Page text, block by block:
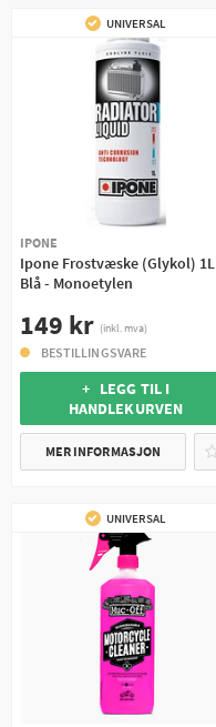
UNIVERSAL
IPONE
Ipone Frostvæske (Glykol) 1L
Blå - Monoetylen
149 kr (inkl. mva)
BESTILLINGSVARE
+ LEGG TIL I
HANDLEKURVEN
MER INFORMASJON
UNIVERSAL